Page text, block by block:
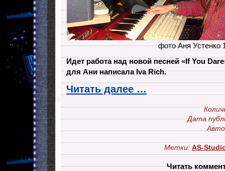
фото Аня Устенко
Идет работа над новой песней «If You
для Ани написала Iva Rich.
Читать далее …
Дата
Метки: AS-
Читать